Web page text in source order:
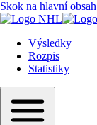
Skok na hlavní obsah
Výsledky
Rozpis
Statistiky